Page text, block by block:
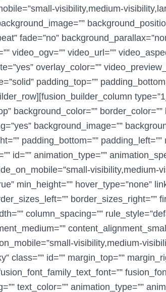
visibility,medium-
fade=”no”
video_ogv=”” video_url=””
overlay_color=””
padding_top=””
background_color=”” border_color=””
background_image=””
padding_bottom=”” padding_left=””
id=”” animation_type=””
visibility,medium-
min_height=”” hover_type=”none”
border_sizes_right=””
column_spacing=””
visibility,medium-
class=”” id=”” margin_top=””
text_color=”” animation_type=””